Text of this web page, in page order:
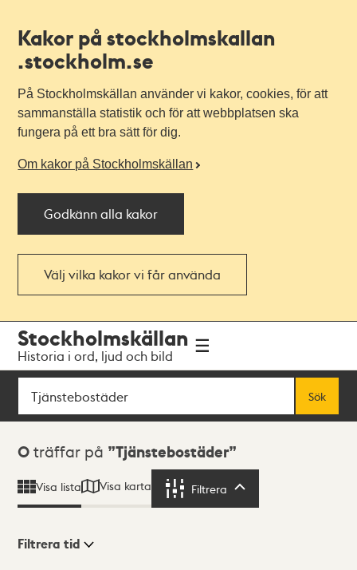
Kakor på stockholmskallan
.stockholm.se
På Stockholmskällan använder vi kakor, cookies, för att
sammanställa statistik och för att webbplatsen ska
fungera på ett bra sätt för dig.
Om kakor på Stockholmskällan
Godkänn alla kakor
Välj vilka kakor vi får använda
navigationen
huvudinnehållet
Stockholmskällan
Historia i ord, ljud och bild
Sök
Sök
Sökresultat
0 träffar på Tjänstebostäder
Visa lista Visa karta Filtrera
Filtrera tid